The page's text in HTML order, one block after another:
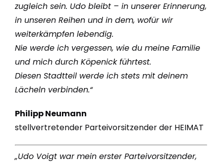
zugleich sein. Udo bleibt – in unserer Erinnerung,
in unseren Reihen und in dem, wofür wir
weiterkämpfen lebendig.
Nie werde ich vergessen, wie du meine Familie
und mich durch Köpenick führtest.
Diesen Stadtteil werde ich stets mit deinem
Lächeln verbinden.“
Philipp Neumann
stellvertretender Parteivorsitzender der HEIMAT
„Udo Voigt war mein erster Parteivorsitzender,